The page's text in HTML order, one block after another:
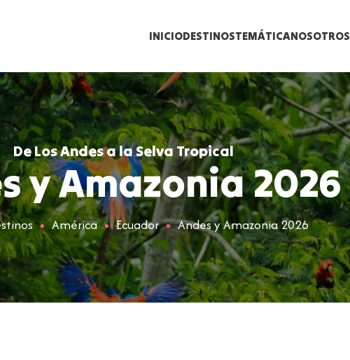
INICIODESTINOSTEMÁTICANOSOTROS
De Los Andes a la Selva Tropical
y Amazonia 2026
América Ecuador Andes y Amazonia 2026